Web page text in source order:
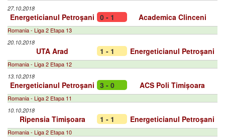
27.10.2018
Energeticianul Petroşani 0 - 1 Academica Clinceni
Romania - Liga 2 Etapa 13
20.10.2018
UTA Arad 1 - 1 Energeticianul Petroşani
Romania - Liga 2 Etapa 12
13.10.2018
Energeticianul Petroşani 3 - 0 ACS Poli Timișoara
Romania - Liga 2 Etapa 11
10.10.2018
Ripensia Timișoara 1 - 1 Energeticianul Petroşani
Romania - Liga 2 Etapa 10